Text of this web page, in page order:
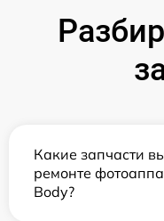
Какие запчасти
ремонте
Body?